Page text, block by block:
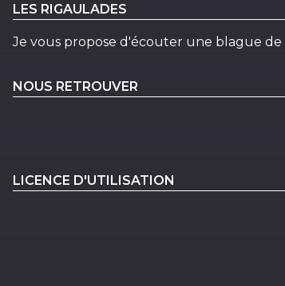
LES RIGAULADES
Je vous propose d'écouter une blague
NOUS RETROUVER
LICENCE D'UTILISATION